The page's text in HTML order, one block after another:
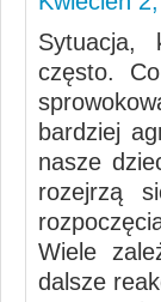
Sytuacja,
często.
bardziej
nasze
rozejrzą
Wiele
dalsze